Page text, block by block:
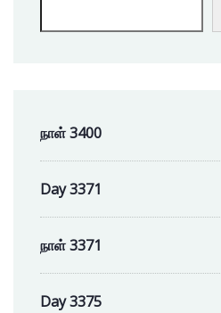
நாள் 3400
Day 3371
நாள் 3371
Day 3375